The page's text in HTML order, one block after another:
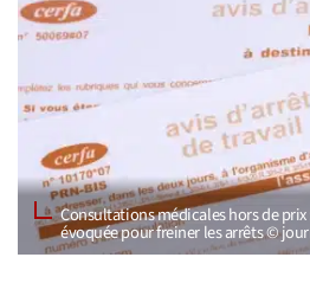
Consultations médicales hors de
évoquée pour freiner les arrêts ©